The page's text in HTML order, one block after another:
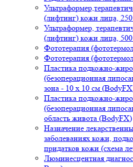
(лифтинг) кожи лица,
Ультраформер,
(лифтинг) кожи лица,
Фототерапия
Фототерапия
Пластика подкожно-
(безоперационная
зона - 10 х 10 см
Пластика подкожно-
(безоперационная
область живота (BodyFX)
Назначение
заболеваниях кожи,
придатков кожи (схема
Люминесцентная